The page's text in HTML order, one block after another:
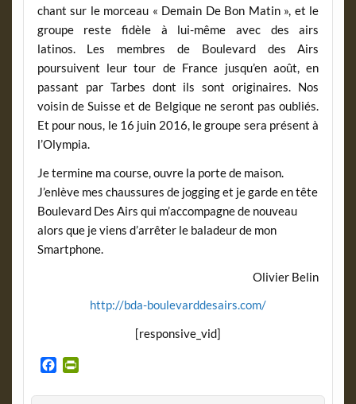
chant sur le morceau « Demain De Bon Matin », et le
groupe reste fidèle à lui-même avec des airs
latinos. Les membres de Boulevard des Airs
poursuivent leur tour de France jusqu’en août, en
passant par Tarbes dont ils sont originaires. Nos
voisin de Suisse et de Belgique ne seront pas oubliés.
Et pour nous, le 16 juin 2016, le groupe sera présent à
l’Olympia.
Je termine ma course, ouvre la porte de maison.
J’enlève mes chaussures de jogging et je garde en tête
Boulevard Des Airs qui m’accompagne de nouveau
alors que je viens d’arrêter le baladeur de mon
Smartphone.
Olivier Belin
http://bda-boulevarddesairs.com/
[responsive_vid]
c
i